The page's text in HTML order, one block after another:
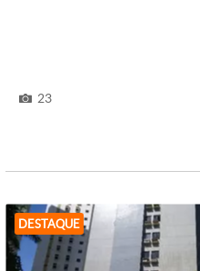
23
DESTAQUE